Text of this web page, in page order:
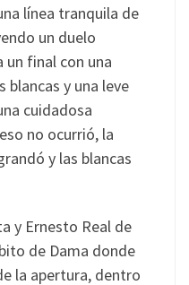
línea tranquila de
un duelo
final con una
blancas y una leve
cuidadosa
no ocurrió, la
y las blancas
y Ernesto Real de
de Dama donde
la apertura, dentro